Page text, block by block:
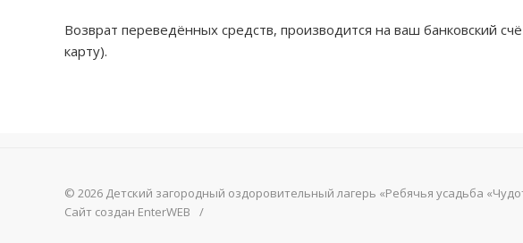
Возврат переведённых средств, производится на ваш банковский
карту).
© 2026 Детский загородный оздоровительный лагерь «Ребячья усадьба
Сайт создан EnterWEB /